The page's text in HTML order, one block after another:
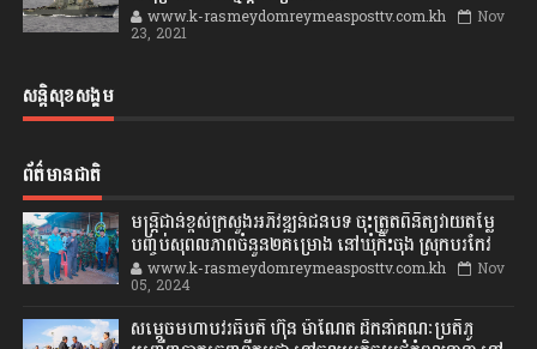
www.k-rasmeydomreymeasposttv.com.kh Nov
23, 2021
សន្តិសុខសង្គម
ព័ត៌មានជាតិ
មន្ត្រីជាន់ខ្ពស់ក្រសួងអភិវឌ្ឍន៍ជនបទ ចុះត្រួតពិនិត្យវាយតម្លៃ
បញ្ចប់សុពលភាពចំនួន២គម្រោង នៅឃុំកិះចុង ស្រុកបរកែវ
www.k-rasmeydomreymeasposttv.com.kh Nov
05, 2024
សម្តេចមហាបវរធិបតី ហ៊ុន ម៉ាណែត ដឹកនាំគណៈប្រតិភូ